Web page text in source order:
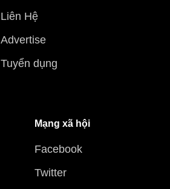
Liên Hệ
Advertise
Tuyển dụng
Mạng xã hội
Facebook
Twitter